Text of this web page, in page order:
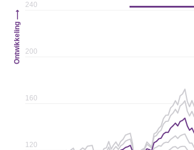
Ontwikkeling ⟶
120
160
200
240